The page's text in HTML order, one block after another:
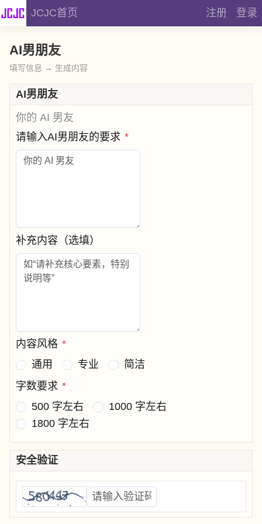
JCJC首页 注册 登录
AI男朋友
填写信息 → 生成内容
AI男朋友
你的 AI 男友
请输入AI男朋友的要求 *
补充内容（选填）
内容风格 *
通用
专业
简洁
字数要求 *
500 字左右
1000 字左右
1800 字左右
安全验证